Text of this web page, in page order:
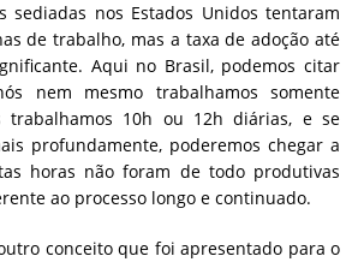
sediadas nos Estados Unidos tentaram
de trabalho, mas a taxa de adoção até
Aqui no Brasil, podemos citar
nem mesmo trabalhamos somente
trabalhamos 10h ou 12h diárias, e se
profundamente, poderemos chegar a
horas não foram de todo produtivas
ao processo longo e continuado.
conceito que foi apresentado para o